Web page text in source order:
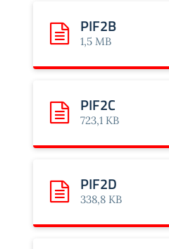
Scarica: PIF2B
PIF2B
1,5 MB
Scarica: PIF2C
PIF2C
723,1 KB
Scarica: PIF2D
PIF2D
338,8 KB